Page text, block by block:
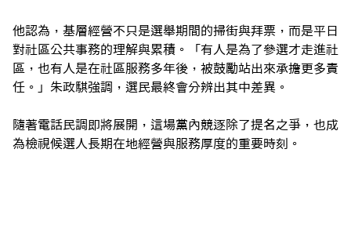
他認為，基層經營不只是選舉期間的掃街與拜票，而是平日
對社區公共事務的理解與累積。「有人是為了參選才走進社
區，也有人是在社區服務多年後，被鼓勵站出來承擔更多責
任。」朱政騏強調，選民最終會分辨出其中差異。
隨著電話民調即將展開，這場黨內競逐除了提名之爭，也成
為檢視候選人長期在地經營與服務厚度的重要時刻。